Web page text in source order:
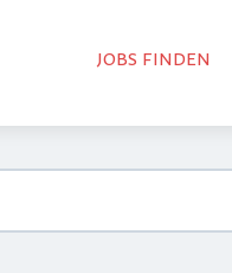
JOBS FINDEN